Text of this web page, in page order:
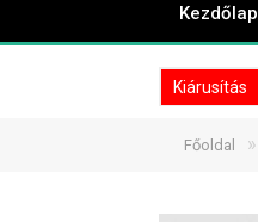
Kezdőlap
Kiárusítás
Főoldal »